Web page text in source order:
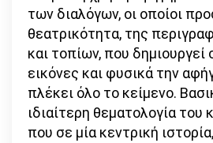
των διαλόγων, οι οποίοι
θεατρικότητα, της
και τοπίων, που δημιουργεί
εικόνες και φυσικά την
πλέκει όλο το κείμενο.
ιδιαίτερη θεματολογία του
που σε μία κεντρική